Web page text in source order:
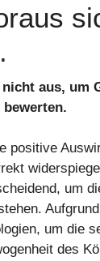
aus, um
positive
um
um die
des